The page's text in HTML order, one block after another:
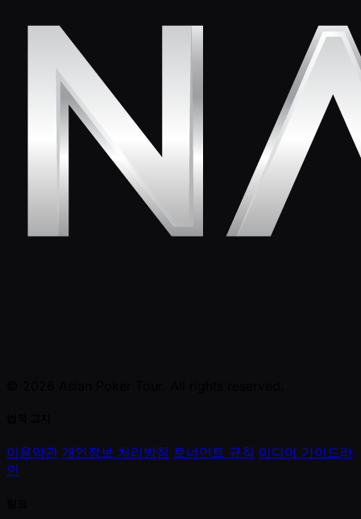
이용약관 개인정보 처리방침 토너먼트 규칙 미디어 가이드라
인